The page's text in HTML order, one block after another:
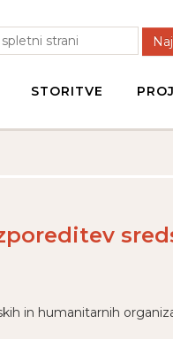
STORITVE
in humanitarnih